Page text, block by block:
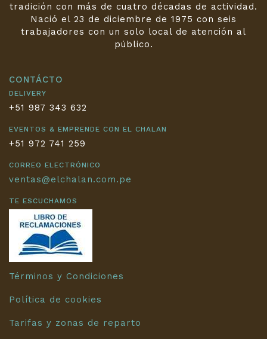
tradición con más de cuatro décadas de actividad.
Nació el 23 de diciembre de 1975 con seis
trabajadores con un solo local de atención al
público.
CONTÁCTO
DELIVERY
+51 987 343 632
EVENTOS & EMPRENDE CON EL CHALAN
+51 972 741 259
CORREO ELECTRÓNICO
ventas@elchalan.com.pe
TE ESCUCHAMOS
Términos y Condiciones
Política de cookies
Tarifas y zonas de reparto